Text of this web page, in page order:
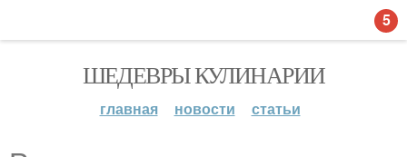
ШЕДЕВРЫ КУЛИНАРИИ
главная новости статьи
5